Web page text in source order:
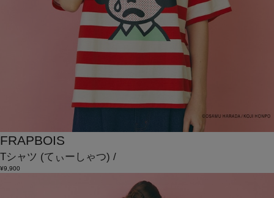
FRAPBOIS
Tシャツ (てぃーしゃつ) /
¥9,900